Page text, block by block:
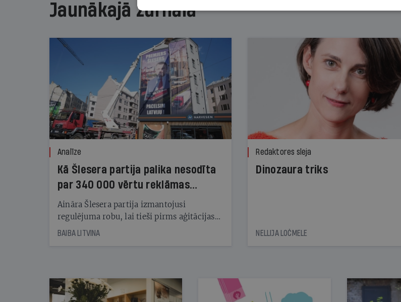
Jaunākajā žurnālā
Analīze
Kā Šlesera partija palika nesodīta
par 340 000 vērtu reklāmas
kampaņu
Aināra Šlesera partija izmantojusi
regulējuma robu, lai tieši pirms aģitācijas
starta izreklamētos par summu, kas
BAIBA LITVINA
Redaktores sleja
Dinozaura triks
NELLIJA LOČMELE